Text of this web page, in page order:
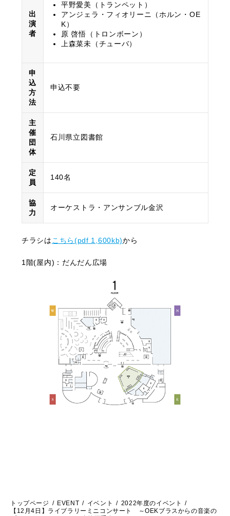
出
演
者
平野愛美（トランペット）
アンジェラ・フィオリーニ（ホルン・OE
K）
原 啓悟（トロンボーン）
上森菜未（チューバ）
申
込
方
法
申込不要
主
催
団
体
石川県立図書館
定
員
140名
協
力
オーケストラ・アンサンブル金沢
チラシは こちら(pdf 1,600kb)から
1階(屋内)：だんだん広場
トップページ EVENT イベント
2022年度のイベント
【12月4日】ライブラリーミニコンサート ～OEKブラスからの音楽の